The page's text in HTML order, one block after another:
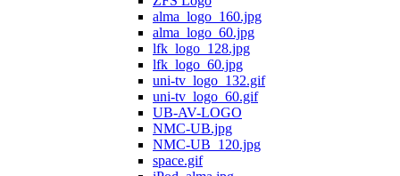
alma_logo_160.jpg
alma_logo_60.jpg
lfk_logo_128.jpg
lfk_logo_60.jpg
uni-tv_logo_132.gif
uni-tv_logo_60.gif
UB-AV-LOGO
NMC-UB.jpg
NMC-UB_120.jpg
space.gif